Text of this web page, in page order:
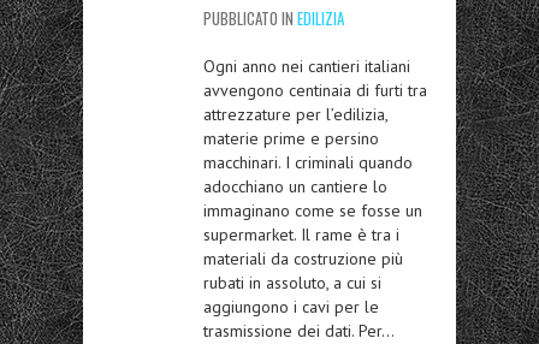
PUBBLICATO IN EDILIZIA
Ogni anno nei cantieri italiani
avvengono centinaia di furti tra
attrezzature per l’edilizia,
materie prime e persino
macchinari. I criminali quando
adocchiano un cantiere lo
immaginano come se fosse un
supermarket. Il rame è tra i
materiali da costruzione più
rubati in assoluto, a cui si
aggiungono i cavi per le
trasmissione dei dati. Per…